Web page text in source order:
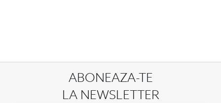
ABONEAZA-TE
LA NEWSLETTER